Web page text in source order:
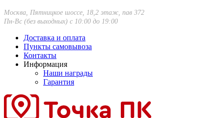
Москва, Пятницкое шоссе, 18,2 этаж, пав 372
Пн-Вс (без выходных) с 10:00 до 19:00
Доставка и оплата
Пункты самовывоза
Контакты
Информация
Наши награды
Гарантия